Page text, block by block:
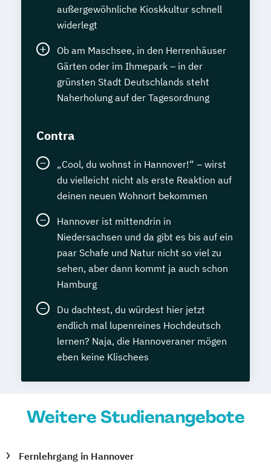
außergewöhnliche Kioskkultur schnell
widerlegt
Ob am Maschsee, in den Herrenhäuser
Gärten oder im Ihmepark – in der
grünsten Stadt Deutschlands steht
Naherholung auf der Tagesordnung
Contra
„Cool, du wohnst in Hannover!“ – wirst
du vielleicht nicht als erste Reaktion auf
deinen neuen Wohnort bekommen
Hannover ist mittendrin in
Niedersachsen und da gibt es bis auf ein
paar Schafe und Natur nicht so viel zu
sehen, aber dann kommt ja auch schon
Hamburg
Du dachtest, du würdest hier jetzt
endlich mal lupenreines Hochdeutsch
lernen? Naja, die Hannoveraner mögen
eben keine Klischees
Weitere Studienangebote
Fernlehrgang in Hannover